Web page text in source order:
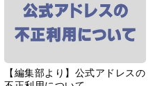
用について